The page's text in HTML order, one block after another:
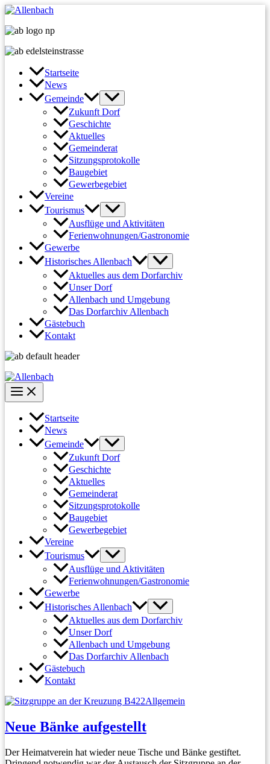
Zum
springen
Startseite
News
Gemeinde
Zukunft Dorf
Geschichte
Aktuelles
Gemeinderat
Sitzungsprotokolle
Baugebiet
Gewerbegebiet
Vereine
Tourismus
Ausflüge und Aktivitäten
Ferienwohnungen/Gastronomie
Gewerbe
Historisches Allenbach
Aktuelles aus dem Dorfarchiv
Unser Dorf
Allenbach und Umgebung
Das Dorfarchiv Allenbach
Gästebuch
Kontakt
Startseite
News
Gemeinde
Zukunft Dorf
Geschichte
Aktuelles
Gemeinderat
Sitzungsprotokolle
Baugebiet
Gewerbegebiet
Vereine
Tourismus
Ausflüge und Aktivitäten
Ferienwohnungen/Gastronomie
Gewerbe
Historisches Allenbach
Aktuelles aus dem Dorfarchiv
Unser Dorf
Allenbach und Umgebung
Das Dorfarchiv Allenbach
Gästebuch
Kontakt
Allgemein
Neue Bänke aufgestellt
Der Heimatverein hat wieder neue Tische und Bänke gestiftet.